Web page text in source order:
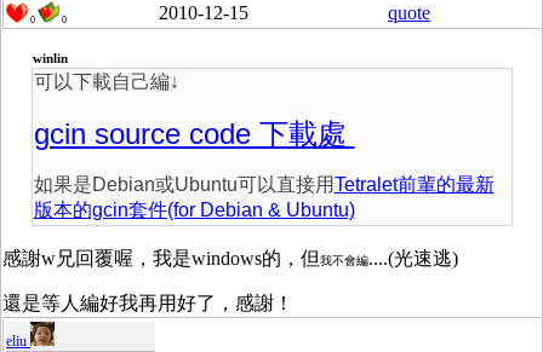
0 0 2010-12-15 quote
winlin
可以下載自己編↓
gcin source code 下載處
如果是Debian或Ubuntu可以直接用Tetralet前輩的最新
版本的gcin套件(for Debian & Ubuntu)
感謝w兄回覆喔，我是windows的，但我不會編....(光速逃)
還是等人編好我再用好了，感謝！
eliu